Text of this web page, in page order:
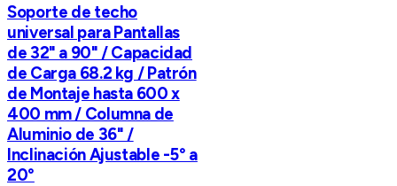
Soporte de techo
universal para Pantallas
de 32" a 90" / Capacidad
de Carga 68.2 kg / Patrón
de Montaje hasta 600 x
400 mm / Columna de
Aluminio de 36" /
Inclinación Ajustable -5° a
20°